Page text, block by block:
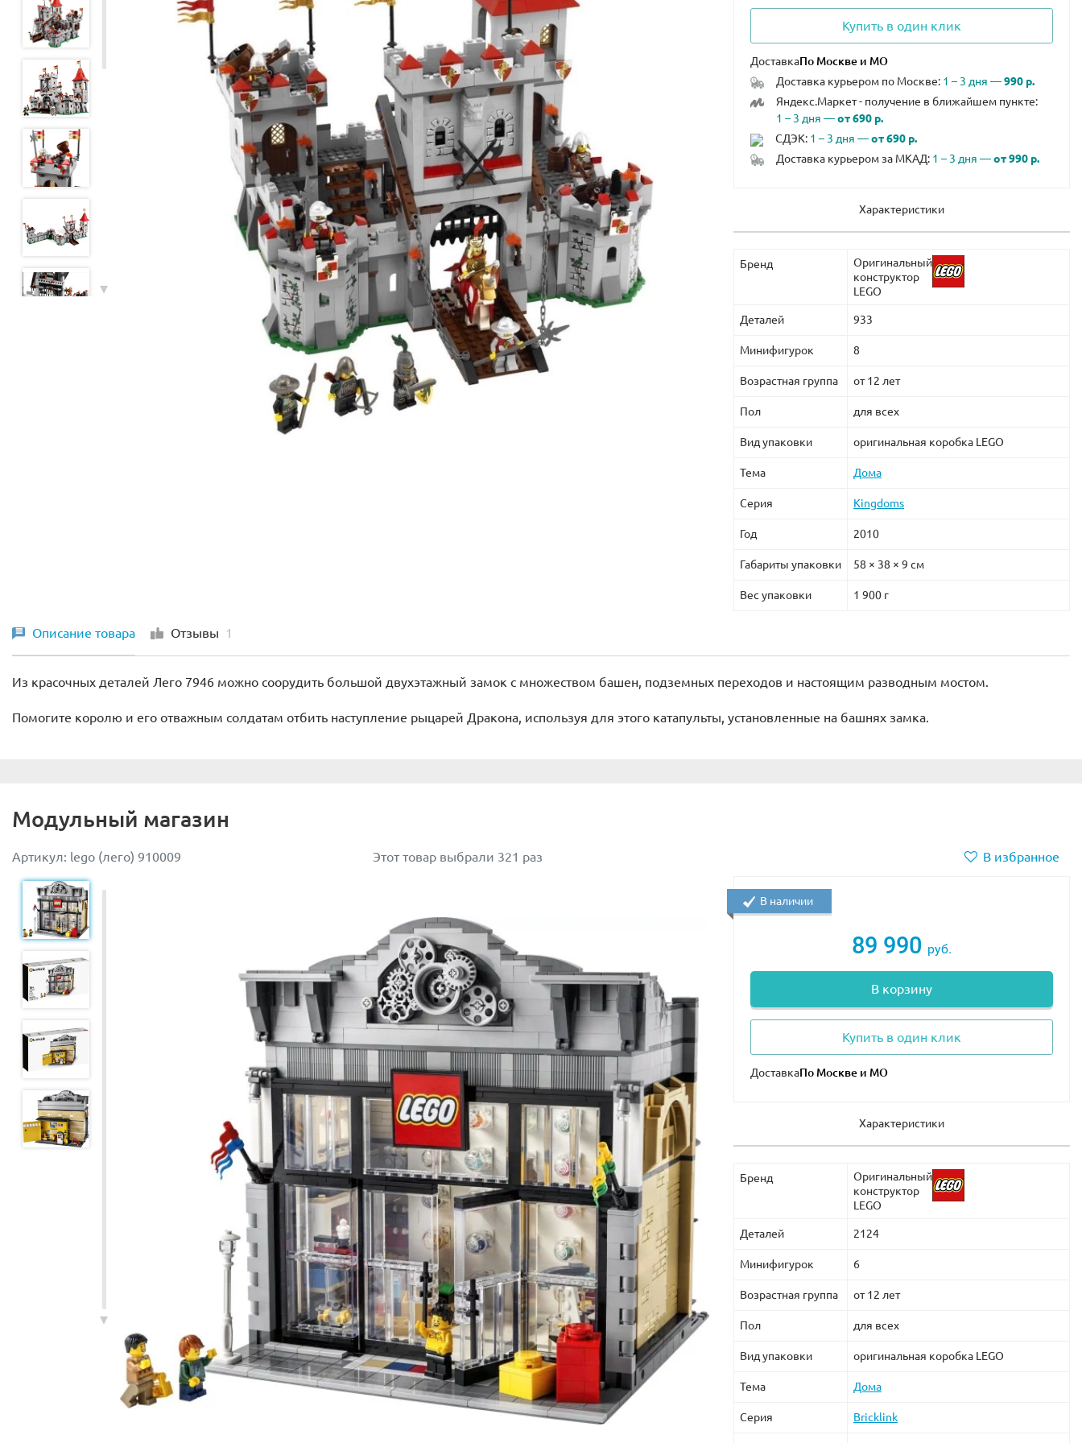
Купить в один клик
Доставка
Доставка курьером по Москве: 1 – 3 дня —990 р.
Яндекс.Маркет - получение в ближайшем пункте:
1 – 3 дня —от 690 р.
СДЭК: 1 – 3 дня —от 690 р.
Доставка курьером за МКАД: 1 – 3 дня —от 990 р.
Характеристики
Бренд
Оригинальный
конструктор
LEGO
Деталей 933
Минифигурок 8
Возрастная группа от 12 лет
Пол для всех
Вид упаковки оригинальная коробка LEGO
Тема Дома
Серия Kingdoms
Год 2010
Габариты упаковки 58 × 38 × 9 см
Вес упаковки 1 900 г
Описание товара Отзывы 1
Из красочных деталей Лего 7946 можно соорудить большой двухэтажный замок с множеством башен, подземных переходов и настоящим разводным мостом.
Помогите королю и его отважным солдатам отбить наступление рыцарей Дракона, используя для этого катапульты, установленные на башнях замка.
Модульный магазин
Артикул: lego (лего) 910009 Этот товар выбрали 321 раз В избранное
89 990 руб.
В корзину
Купить в один клик
Доставка
В наличии
Характеристики
Бренд
Оригинальный
конструктор
LEGO
Деталей 2124
Минифигурок 6
Возрастная группа от 12 лет
Пол для всех
Вид упаковки оригинальная коробка LEGO
Тема Дома
Серия Bricklink